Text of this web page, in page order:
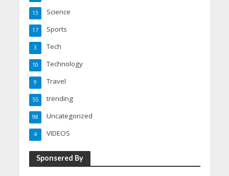
Science
13
Sports
17
Tech
3
Technology
10
Travel
9
trending
55
Uncategorized
98
VIDEOS
4
Sponsered By